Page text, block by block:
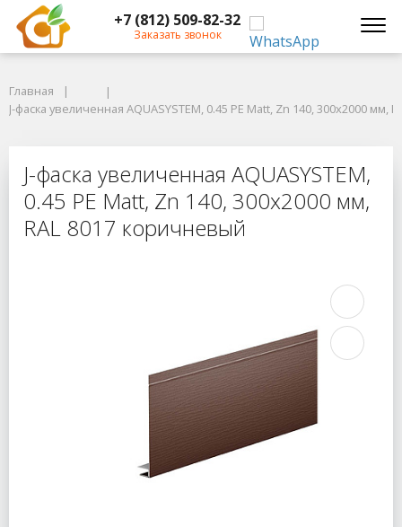
+7 (812) 509-82-32
Заказать звонок
J-фаска увеличенная AQUASYSTEM, 0.45 PE Matt, Zn 140, 300x2000 мм,
J-фаска увеличенная
Главная
J-фаска увеличенная AQUASYSTEM, 0.45 PE Matt, Zn 140, 300x2000 мм,
J-фаска увеличенная AQUASYSTEM,
0.45 PE Matt, Zn 140, 300x2000 мм,
RAL 8017 коричневый